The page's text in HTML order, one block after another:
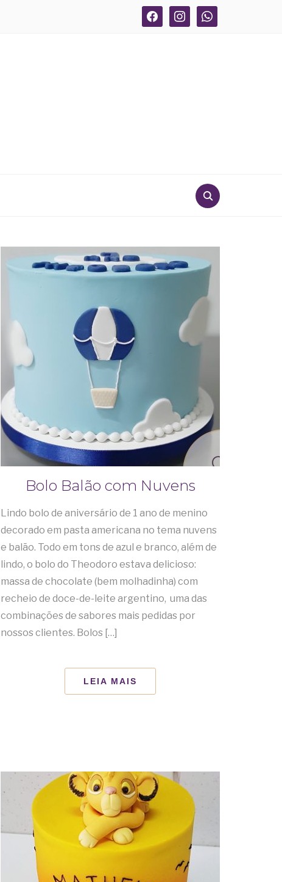
facebook instagram whatsapp
Bolo Balão com Nuvens
Lindo bolo de aniversário de 1 ano de menino
decorado em pasta americana no tema nuvens
e balão. Todo em tons de azul e branco, além de
lindo, o bolo do Theodoro estava delicioso:
massa de chocolate (bem molhadinha) com
recheio de doce-de-leite argentino, uma das
combinações de sabores mais pedidas por
nossos clientes. Bolos […]
LEIA MAIS